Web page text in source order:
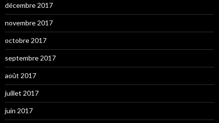
décembre 2017
novembre 2017
octobre 2017
septembre 2017
août 2017
juillet 2017
juin 2017